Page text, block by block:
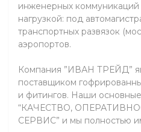
инженерных коммуникаций
нагрузкой: под
транспортных развязок
аэропортов.
Компания ”ИВАН ТРЕЙД”
поставщиком
и фитингов. Наши
“КАЧЕСТВО,
СЕРВИС” и мы полностью